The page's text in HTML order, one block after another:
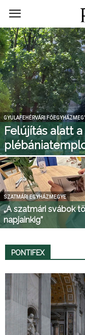
RomKat.ro
GYULAFEHÉRVÁRI
Felújítás alatt
SZATMÁRI EGYHÁZMEGYE
„A szatmári svábok
napjainkig”
PONTIFEX